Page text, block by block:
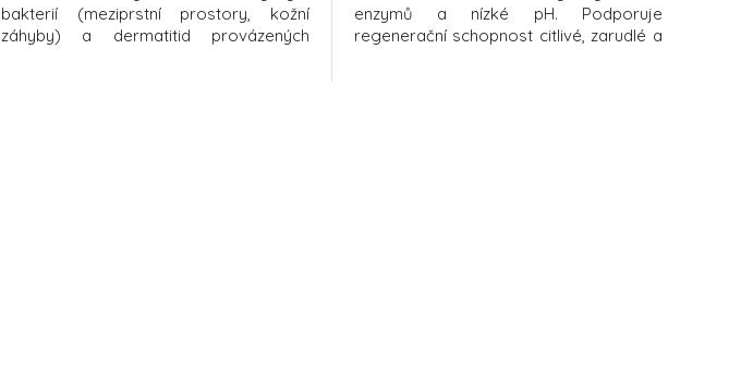
bakterií (meziprstní prostory, kožní
záhyby) a dermatitid provázených
enzymů a nízké pH. Podporuje
regenerační schopnost citlivé, zarudlé a